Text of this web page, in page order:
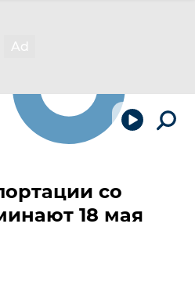
со
18 мая